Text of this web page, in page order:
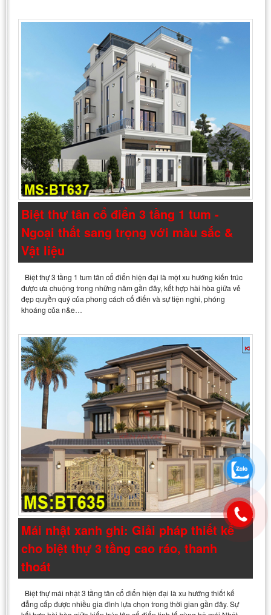
Biệt thự tân cổ điển 3 tầng 1 tum -
Ngoại thất sang trọng với màu sắc &
Vật liệu
Biệt thự 3 tầng 1 tum tân cổ điển hiện đại là một xu hướng kiến trúc
được ưa chuộng trong những năm gần đây, kết hợp hài hòa giữa vẻ
đẹp quyền quý của phong cách cổ điển và sự tiện nghi, phóng
khoáng của n&e…
Mái nhật xanh ghi: Giải pháp thiết kế
cho biệt thự 3 tầng cao ráo, thanh
thoát
Biệt thự mái nhật 3 tầng tân cổ điển hiện đại là xu hướng thiết kế
đẳng cấp được nhiều gia đình lựa chọn trong thời gian gần đây. Sự